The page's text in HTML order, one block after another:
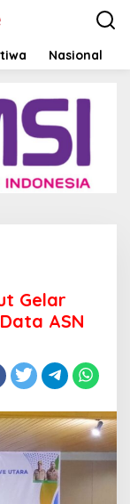
Nasional
Gelar
ASN